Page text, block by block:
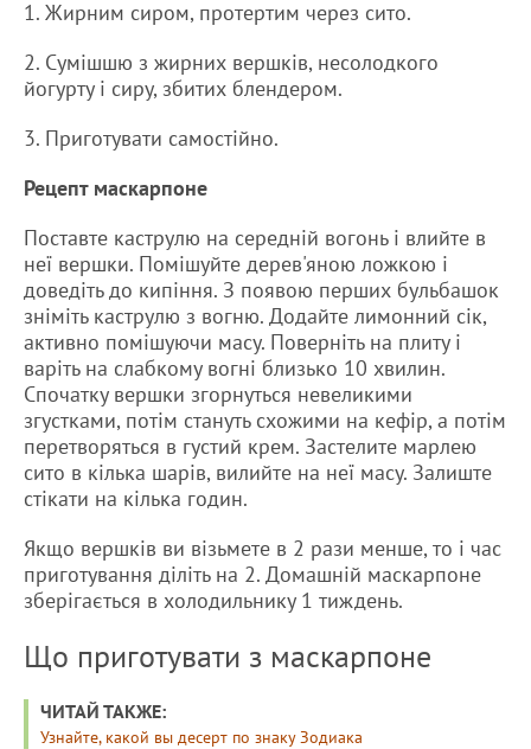
1. Жирним сиром, протертим через сито.
2. Сумішшю з жирних вершків, несолодкого
йогурту і сиру, збитих блендером.
3. Приготувати самостійно.
Рецепт маскарпоне
Поставте каструлю на середній вогонь і влийте в
неї вершки. Помішуйте дерев'яною ложкою і
доведіть до кипіння. З появою перших бульбашок
зніміть каструлю з вогню. Додайте лимонний сік,
активно помішуючи масу. Поверніть на плиту і
варіть на слабкому вогні близько 10 хвилин.
Спочатку вершки згорнуться невеликими
згустками, потім стануть схожими на кефір, а потім
перетворяться в густий крем. Застелите марлею
сито в кілька шарів, вилийте на неї масу. Залиште
стікати на кілька годин.
Якщо вершків ви візьмете в 2 рази менше, то і час
приготування діліть на 2. Домашній маскарпоне
зберігається в холодильнику 1 тиждень.
Що приготувати з маскарпоне
ЧИТАЙ ТАКЖЕ:
Узнайте, какой вы десерт по знаку Зодиака